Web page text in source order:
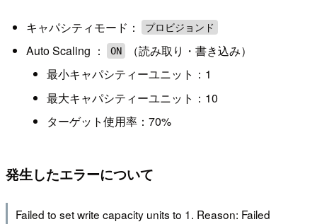
キャパシティモード： プロビジョンド
Auto Scaling ： ON
（読み取り・書き込み）
最小キャパシティーユニット：1
最大キャパシティーユニット：10
ターゲット使用率：70%
発生したエラーについて
Failed to set write capacity units to 1. Reason: Failed